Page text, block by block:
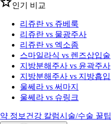
인기 비교
리쥬란 vs 쥬베룩
리쥬란 vs 물광주사
리쥬란 vs 엑소좀
스마일라식 vs 렌즈삽입술
지방분해주사 vs 윤곽주사
지방분해주사 vs 지방흡입
울쎄라 vs 써마지
울쎄라 vs 슈링크
약 정보 건강 칼럼시술/수술 꿀팁